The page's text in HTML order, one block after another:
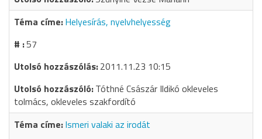
Helyesírás, nyelvhelyesség
57
2011.11.23 10:15
Tóthné Császár Ildikó okleveles
tolmács, okleveles szakfordító
Ismeri valaki az irodát